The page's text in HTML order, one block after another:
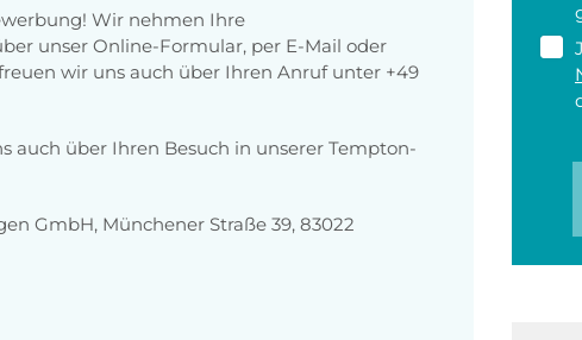
Wir nehmen Ihre
unser Online-Formular, per E-Mail oder
wir uns auch über Ihren Anruf unter +49
auch über Ihren Besuch in unserer Tempton-
GmbH, Münchener Straße 39, 83022